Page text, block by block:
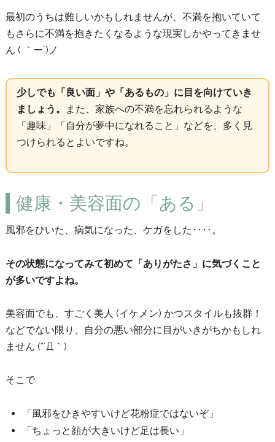
最初のうちは難しいかもしれませんが、不満を抱いていて
もさらに不満を抱きたくなるような現実しかやってきませ
ん ( ｀ー´)ノ
少しでも「良い面」や「あるもの」に目を向けていき
ましょう。
また、家族への不満を忘れられるような
「趣味」「自分が夢中になれること」などを、多く見
つけられるとよいですね。
健康・美容面の「ある」
風邪をひいた、病気になった、ケガをした‥‥。
その状態になってみて初めて「ありがたさ」に気づくこと
が多いですよね。
美容面でも、すごく美人 (イケメン) かつスタイルも抜群！
などでない限り、自分の悪い部分に目がいきがちかもしれ
ません (*´Д｀)
そこで
「風邪をひきやすいけど花粉症ではないぞ」
「ちょっと顔が大きいけど足は長い」